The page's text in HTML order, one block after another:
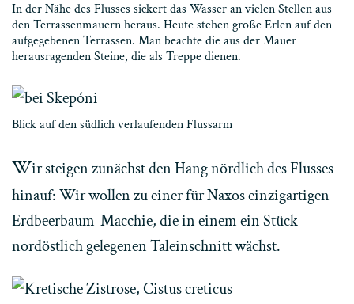
In der Nähe des Flusses sickert das Wasser an vielen Stellen aus
den Terrassenmauern heraus. Heute stehen große Erlen auf den
aufgegebenen Terrassen. Man beachte die aus der Mauer
herausragenden Steine, die als Treppe dienen.
Blick auf den südlich verlaufenden Flussarm
Wir steigen zunächst den Hang nördlich des Flusses
hinauf: Wir wollen zu einer für Naxos einzigartigen
Erdbeerbaum-Macchie, die in einem ein Stück
nordöstlich gelegenen Taleinschnitt wächst.